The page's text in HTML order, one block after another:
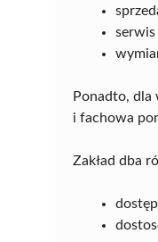
Ponadto, dla
i fachowa
Zakład dba